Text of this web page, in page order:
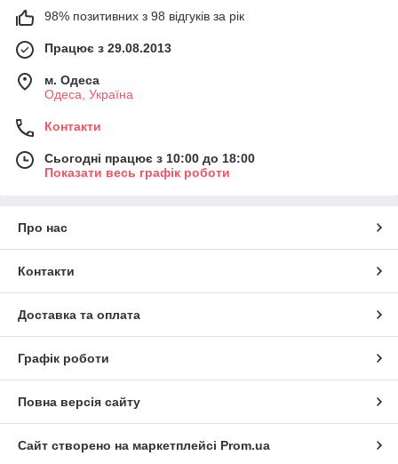
98% позитивних з 98 відгуків за рік
Працює з 29.08.2013
м. Одеса
Одеса, Україна
Контакти
Сьогодні працює з 10:00 до 18:00
Показати весь графік роботи
Про нас
Контакти
Доставка та оплата
Графік роботи
Повна версія сайту
Сайт створено на маркетплейсі Prom.ua